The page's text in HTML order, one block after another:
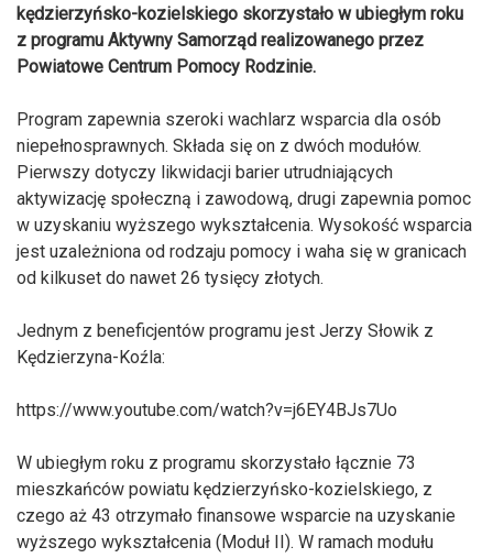
kędzierzyńsko-kozielskiego skorzystało w ubiegłym roku
z programu Aktywny Samorząd realizowanego przez
Powiatowe Centrum Pomocy Rodzinie.
Program zapewnia szeroki wachlarz wsparcia dla osób
niepełnosprawnych. Składa się on z dwóch modułów.
Pierwszy dotyczy likwidacji barier utrudniających
aktywizację społeczną i zawodową, drugi zapewnia pomoc
w uzyskaniu wyższego wykształcenia. Wysokość wsparcia
jest uzależniona od rodzaju pomocy i waha się w granicach
od kilkuset do nawet 26 tysięcy złotych.
Jednym z beneficjentów programu jest Jerzy Słowik z
Kędzierzyna-Koźla:
https://www.youtube.com/watch?v=j6EY4BJs7Uo
W ubiegłym roku z programu skorzystało łącznie 73
mieszkańców powiatu kędzierzyńsko-kozielskiego, z
czego aż 43 otrzymało finansowe wsparcie na uzyskanie
wyższego wykształcenia (Moduł II). W ramach modułu